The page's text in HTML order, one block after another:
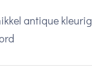
antique kleurig